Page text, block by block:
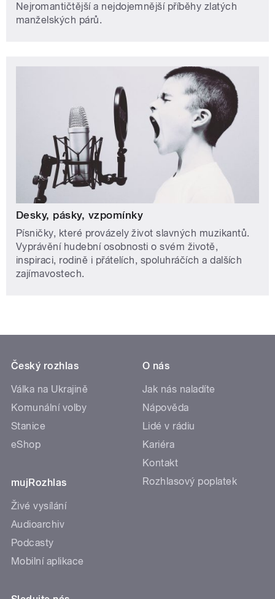
Nejromantičtější a nejdojemnější příběhy zlatých
manželských párů.
Desky, pásky, vzpomínky
Písničky, které provázely život slavných muzikantů.
Vyprávění hudební osobnosti o svém životě,
inspiraci, rodině i přátelích, spoluhráčích a dalších
zajímavostech.
Český rozhlas
Válka na Ukrajině
Komunální volby
Stanice
eShop
mujRozhlas
Živé vysílání
Audioarchiv
Podcasty
Mobilní aplikace
O nás
Jak nás naladíte
Nápověda
Lidé v rádiu
Kariéra
Kontakt
Rozhlasový poplatek